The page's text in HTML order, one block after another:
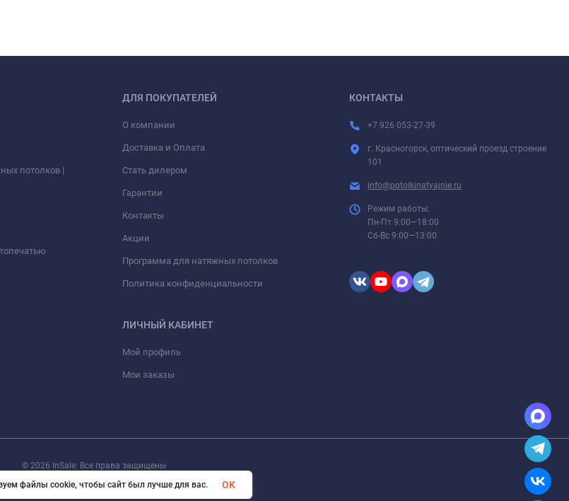
потолков |
ДЛЯ ПОКУПАТЕЛЕЙ
О компании
Доставка и Оплата
Стать дилером
Гарантии
Контакты
Акции
Программа для натяжных потолков
Политика конфиденциальности
ЛИЧНЫЙ КАБИНЕТ
Мой профиль
Мои заказы
КОНТАКТЫ
+7 926 053-27-39
г. Красногорск, оптический проезд строение
101
info@potolkinatyajnie.ru
Режим работы:
Пн-Пт 9:00—18:00
Сб-Вс 9:00—13:00
© 2026 InSale. Все права защищены
файлы cookie, чтобы сайт был лучше для вас.
OK